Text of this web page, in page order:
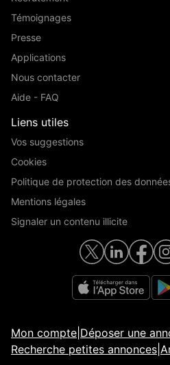
Témoignages
Presse
Applications
Nous contacter
Aide - FAQ
Liens utiles
Vos suggestions
Cookies
Politique de protection des
Mentions légales
Signaler un contenu illicite
Mon compte Déposer une
Recherche petites annonces